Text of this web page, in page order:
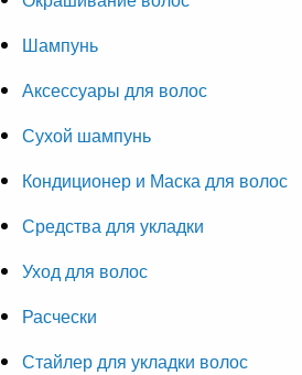
Шампунь
Аксессуары для волос
Сухой шампунь
Кондиционер и Маска для волос
Средства для укладки
Уход для волос
Расчески
Стайлер для укладки волос